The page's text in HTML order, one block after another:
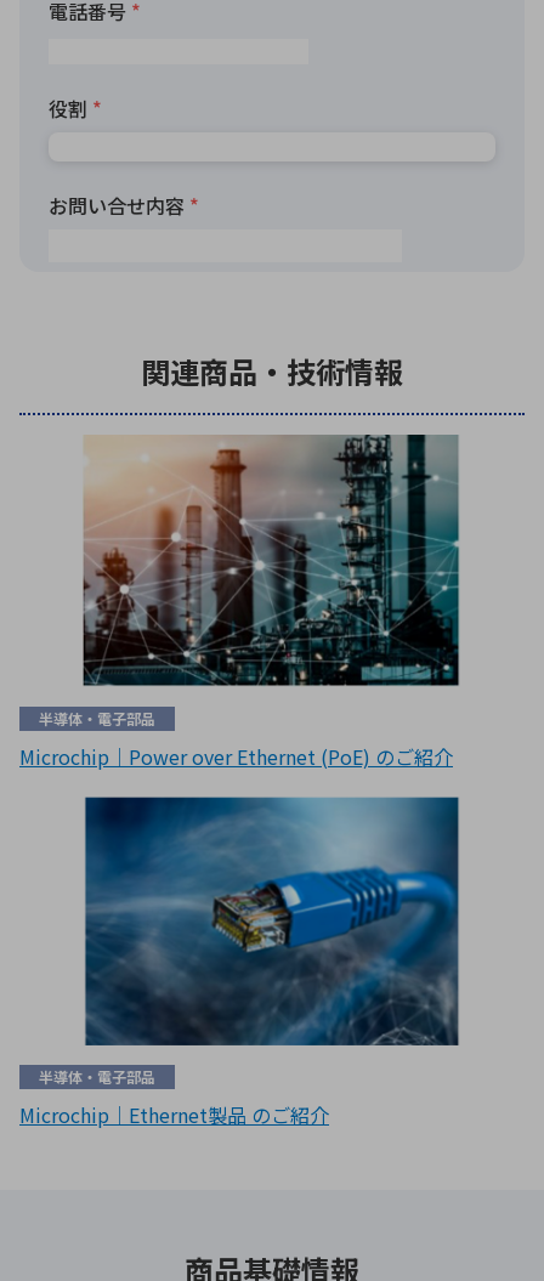
関連商品・技術情報
半導体・電子部品
Microchip｜Power over Ethernet (PoE) のご紹介
半導体・電子部品
Microchip｜Ethernet製品 のご紹介
商品基礎情報